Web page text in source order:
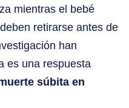
mientras el bebé
retirarse antes de
han
es una respuesta
súbita en